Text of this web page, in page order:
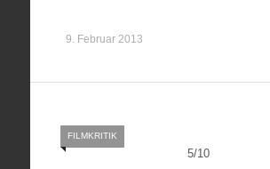
9. Februar 2013
5/10
FILMKRITIK